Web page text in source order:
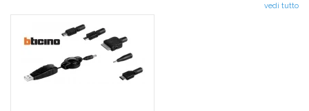
tecnologici con il caricabatteria telefono di Giordano Jolly veloce,
pratico e realizzato con materiali resistenti. Nella nostra ferramenta
online potrai trovare il caricatore cellulare che cerchi in un battibaleno!
Scegli il metodo di pagamento che preferisci: solo da noi potrai pagare
anche comodamente a rate completando il tuo acquisto in totale
sicurezza o con i contanti alla consegna! Pazzesco, vero? Giordano
Jolly con i costi di spedizione competitivi, la garanzia italiana 24 mesi
vedi tutto